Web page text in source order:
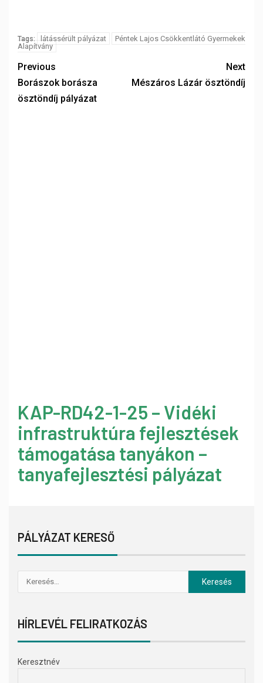
Tags: látássérült pályázat
Péntek Lajos Csökkentlátó Gyermekek
Alapítvány
Previous
Borászok borásza
ösztöndíj pályázat
Next
Mészáros Lázár ösztöndíj
KAP-RD42-1-25 – Vidéki
infrastruktúra fejlesztések
támogatása tanyákon –
tanyafejlesztési pályázat
PÁLYÁZAT KERESŐ
HÍRLEVÉL FELIRATKOZÁS
Keresztnév